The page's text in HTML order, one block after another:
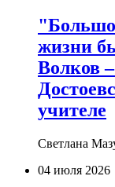
жизни
Волков
учителе
Светлана
04 июля 2026